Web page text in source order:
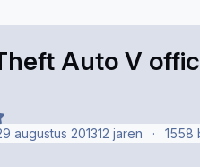
Auto V
augustus 201312 jaren 1558